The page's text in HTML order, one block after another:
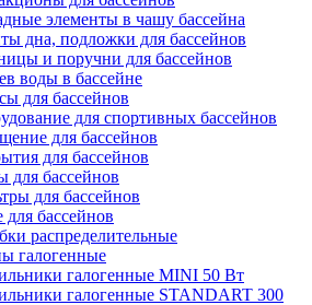
элементы в чашу бассейна
дна, подложки для бассейнов
и поручни для бассейнов
воды в бассейне
для бассейнов
для спортивных бассейнов
для бассейнов
для бассейнов
для бассейнов
для бассейнов
бассейнов
распределительные
галогенные
галогенные MINI 50 Вт
галогенные STANDART 300